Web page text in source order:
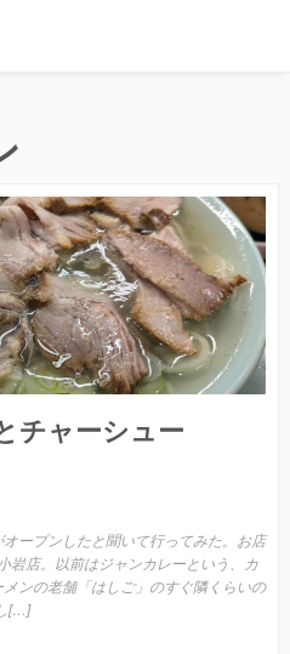
チャーシュー
ープンしたと聞いて行ってみた。お店
岩店。以前はジャンカレーという、カ
ンの老舗「はしご」のすぐ隣くらいの
[…]